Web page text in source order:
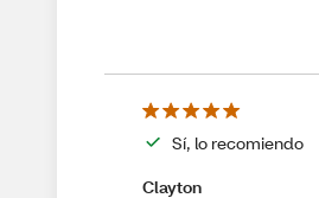
Sí, lo recomiendo
Clayton